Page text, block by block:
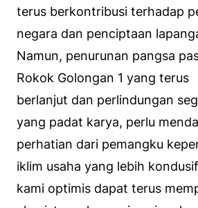
terus berkontribusi terhadap
negara dan penciptaan
Namun, penurunan pangsa
Rokok Golongan 1 yang terus
berlanjut dan perlindungan
yang padat karya, perlu
perhatian dari pemangku
iklim usaha yang lebih
kami optimis dapat terus